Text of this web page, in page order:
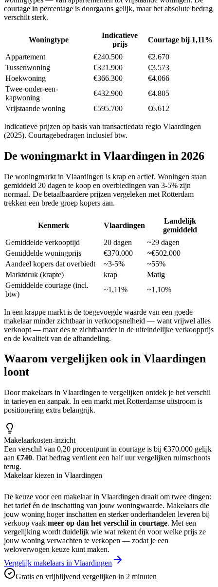
courtage in percentage is doorgaans gelijk, maar het absolute bedrag
verschilt sterk.
Woningtype
Indicatieve
prijs
Courtage bij 1,11%
Appartement €240.500
€2.670
Tussenwoning
€321.900
€3.573
Hoekwoning
€366.300
€4.066
Twee-onder-een-
kapwoning
€432.900
€4.805
Vrijstaande woning
€595.700 €6.612
Indicatieve prijzen op basis van transactiedata regio Vlaardingen
(2025). Courtagebedragen inclusief btw.
De woningmarkt in Vlaardingen in 2026
De woningmarkt in Vlaardingen is krap en actief. Woningen staan
gemiddeld 20 dagen te koop en overbiedingen van 3-5% zijn
normaal. De betaalbaardere prijzen vergeleken met Rotterdam
trekken een brede groep kopers aan.
Kenmerk Vlaardingen
Landelijk
gemiddeld
Gemiddelde verkooptijd
20 dagen
~29 dagen
Gemiddelde woningprijs
€370.000
~€502.000
Aandeel kopers dat overbiedt
~3-5%
~55%
Marktdruk (krapte)
krap
Matig
Gemiddelde courtage (incl.
btw)
~1,11% ~1,10%
In een krappe markt is de toegevoegde waarde van een goede
makelaar minder zichtbaar in verkoopsnelheid — want vrijwel alles
verkoopt — maar des te zichtbaarder in de uiteindelijke verkoopprijs
en de kwaliteit van de afhandeling.
Waarom vergelijken ook in Vlaardingen
loont
Door makelaars in Vlaardingen te vergelijken ontdek je het verschil
in tarieven en aanpak. In een markt met Rotterdamse uitstroom is
positionering extra belangrijk.
Makelaarkosten-inzicht
Een verschil van 0,20 procentpunt in courtage is bij €370.000 gelijk
aan €740. Dat bedrag verdient een half uur vergelijken ruimschoots
terug.
Makelaar kiezen in Vlaardingen
De keuze voor een makelaar in Vlaardingen draait om twee dingen:
het tarief én de inschatting van jouw woningwaarde. Makelaars die
jouw woning hoger inschatten en sterker onderhandelen leveren bij
verkoop vaak meer op dan het verschil in courtage. Met een
vergelijking wordt duidelijk wie wat rekent én voor welke prijs ze
jouw woning verwachten te verkopen — zodat je een
weloverwogen keuze kunt maken.
Vergelijk makelaars in Vlaardingen
Gratis en vrijblijvend vergelijken in 2 minuten